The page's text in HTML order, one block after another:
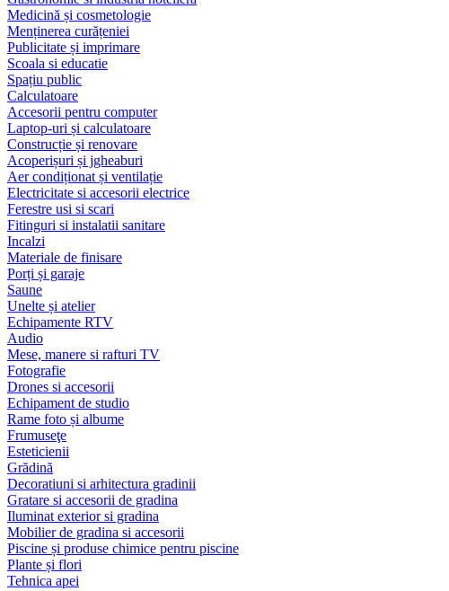
Medicină și cosmetologie
Menținerea curățeniei
Publicitate și imprimare
Scoala si educatie
Spațiu public
Calculatoare
Accesorii pentru computer
Laptop-uri și calculatoare
Construcție și renovare
Acoperișuri și jgheaburi
Aer condiționat și ventilație
Electricitate si accesorii electrice
Ferestre usi si scari
Fitinguri si instalatii sanitare
Incalzi
Materiale de finisare
Porți și garaje
Saune
Unelte și atelier
Echipamente RTV
Audio
Mese, manere si rafturi TV
Fotografie
Drones si accesorii
Echipament de studio
Rame foto și albume
Frumuseţe
Esteticienii
Grădină
Decoratiuni si arhitectura gradinii
Gratare si accesorii de gradina
Iluminat exterior si gradina
Mobilier de gradina si accesorii
Piscine și produse chimice pentru piscine
Plante și flori
Tehnica apei